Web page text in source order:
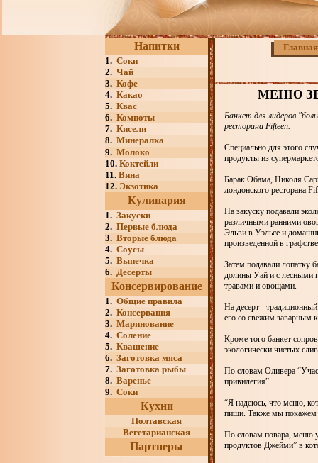
Напитки
1. Соки
2. Чай
3. Кофе
4. Какао
5. Квас
6. Компоты
7. Кисели
8. Минералка
9. Молоко
10. Коктейли
11. Вина
12. Экзотика
Кулинария
1. Закуски
2. Первые блюда
3. Вторые блюда
4. Соусы
5. Выпечка
6. Десерты
Консервирование
1. Общие правила
2. Консервация
3. Маринование
4. Соление
5. Квашение
6. Заготовка мяса
7. Заготовка рыбы
8. Варенье
9. Соки
Кухни
Полтавская
Вегетарианская
Партнеры
Главная
МЕНЮ
Банкет для лидеров
ресторана Fifteen.
Специально для этого
продукты из
Барак Обама, Николя
лондонского ресторана
На закуску подавали
различными ранними
Эльви в Уэльсе и
произведенной в
Затем подавали лопатку
долины Уай и с лесными
травами и овощами.
На десерт -
его со свежим заварным
Кроме того банкет
экологически чистых
По словам Оливера
привилегия”.
“Я надеюсь, что меню,
пищи. Также мы покажем
По словам повара, меню
продуктов Джейми” в